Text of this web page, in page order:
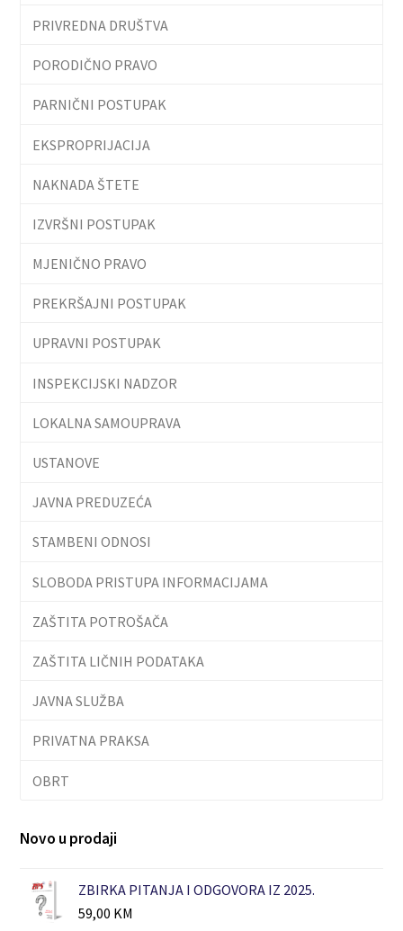
PRIVREDNA DRUŠTVA
PORODIČNO PRAVO
PARNIČNI POSTUPAK
EKSPROPRIJACIJA
NAKNADA ŠTETE
IZVRŠNI POSTUPAK
MJENIČNO PRAVO
PREKRŠAJNI POSTUPAK
UPRAVNI POSTUPAK
INSPEKCIJSKI NADZOR
LOKALNA SAMOUPRAVA
USTANOVE
JAVNA PREDUZEĆA
STAMBENI ODNOSI
SLOBODA PRISTUPA INFORMACIJAMA
ZAŠTITA POTROŠAČA
ZAŠTITA LIČNIH PODATAKA
JAVNA SLUŽBA
PRIVATNA PRAKSA
OBRT
Novo u prodaji
ZBIRKA PITANJA I ODGOVORA IZ 2025.
59,00 KM